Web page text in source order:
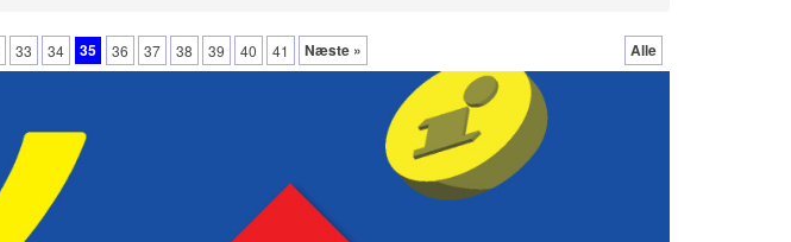
33 34 35 36 37 38 39 40 41 Næste » Alle